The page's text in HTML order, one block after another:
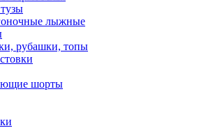
лыжные
рубашки, топы
шорты